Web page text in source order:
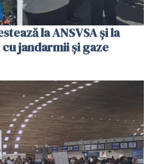
la ANSVSA și la
jandarmii și gaze